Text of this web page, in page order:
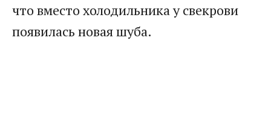
что вместо холодильника у свекрови
появилась новая шуба.